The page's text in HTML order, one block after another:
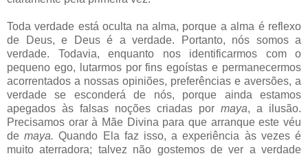
Toda verdade está oculta na alma, porque a alma é reflexo
de Deus, e Deus é a verdade. Portanto, nós somos a
verdade. Todavia, enquanto nos identificarmos com o
pequeno ego, lutarmos por fins egoístas e permanecermos
acorrentados a nossas opiniões, preferências e aversões, a
verdade se esconderá de nós, porque ainda estamos
apegados às falsas noções criadas por maya, a ilusão.
Precisamos orar à Mãe Divina para que arranque este véu
demaya. Quando Ela faz isso, a experiência às vezes é
muito aterradora; talvez não gostemos de ver a verdade